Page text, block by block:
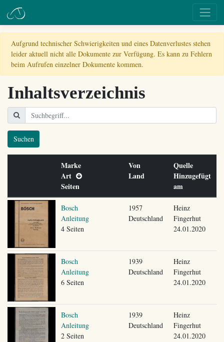
Aufgrund technischer Schwierigkeiten und eines Datenverlustes stehen
leider aktuell nicht alle Dokumente zur Verfügung. Es kann zu Fehlern
beim Aufrufen einzelner Dokumente kommen.
Inhaltsverzeichnis
Suchen
Marke
Art
Seiten
Von
Land
Quelle
Hinzugefügt
am
Bosch
Anleitung
4 Seiten
1957
Deutschland
Heinz
Fingerhut
24.01.2020
Bosch
Anleitung
6 Seiten
1939
Deutschland
Heinz
Fingerhut
24.01.2020
Bosch
Anleitung
2 Seiten
1939
Deutschland
Heinz
Fingerhut
24.01.2020